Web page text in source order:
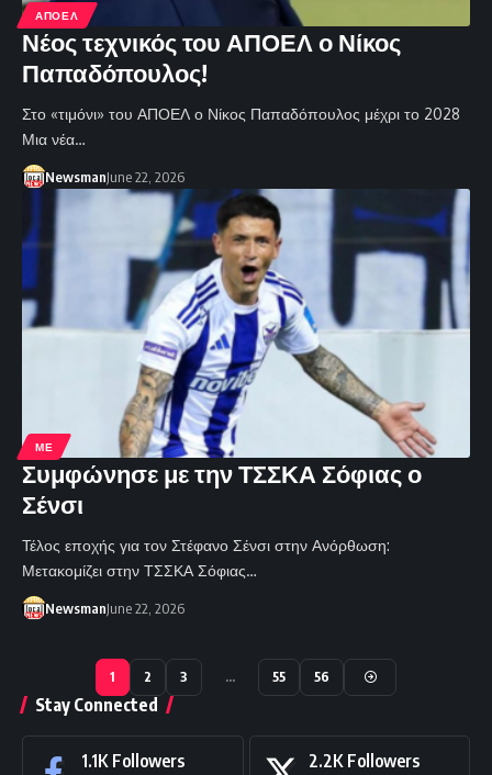
ΑΠΟΕΛ
Νέος τεχνικός του ΑΠΟΕΛ ο Νίκος
Παπαδόπουλος!
Στο «τιμόνι» του ΑΠΟΕΛ ο Νίκος Παπαδόπουλος μέχρι το 2028
Μια νέα…
NewsmanJune 22, 2026
ΜΕ
Συμφώνησε με την ΤΣΣΚΑ Σόφιας ο
Σένσι
Τέλος εποχής για τον Στέφανο Σένσι στην Ανόρθωση:
Μετακομίζει στην ΤΣΣΚΑ Σόφιας…
NewsmanJune 22, 2026
1 2 3 … 55 56
Stay Connected
1.1K Followers 2.2K Followers